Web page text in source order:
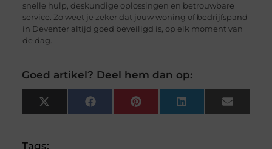
snelle hulp, deskundige oplossingen en betrouwbare
service. Zo weet je zeker dat jouw woning of bedrijfspand
in Deventer altijd goed beveiligd is, op elk moment van
de dag.
Goed artikel? Deel hem dan op:
X
(Twitter)
FacebookPinterest LinkedIn Email
Tags: